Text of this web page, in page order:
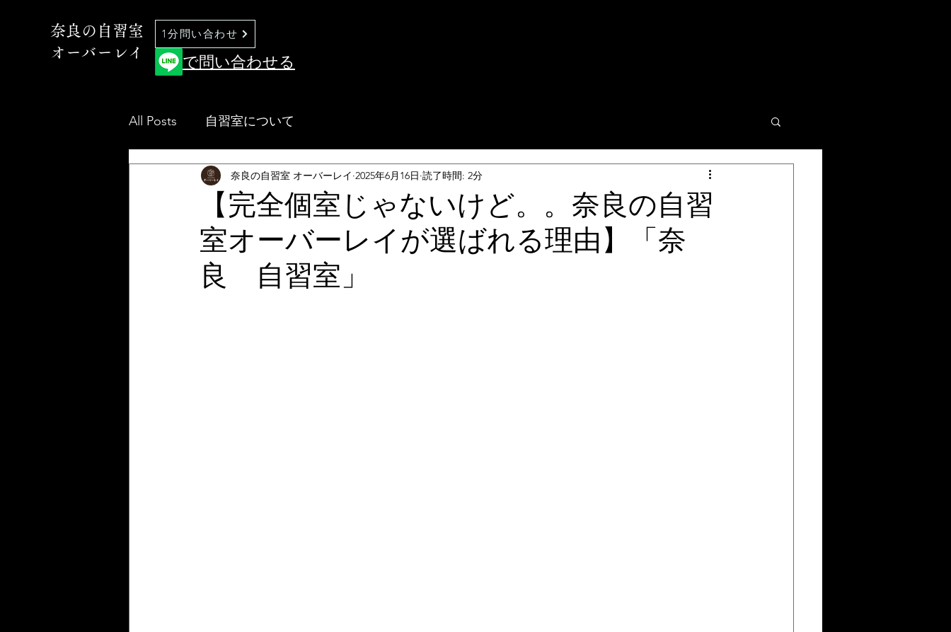
奈良の自習室
オーバーレイ
1分問い合わせ
で問い合わせる
All Posts 自習室について
【完全個室じゃないけど。。奈良の自習
室オーバーレイが選ばれる理由】「奈
良 自習室」
奈良の自習室 オーバーレイ 2025年6月16日 読了時間: 2分